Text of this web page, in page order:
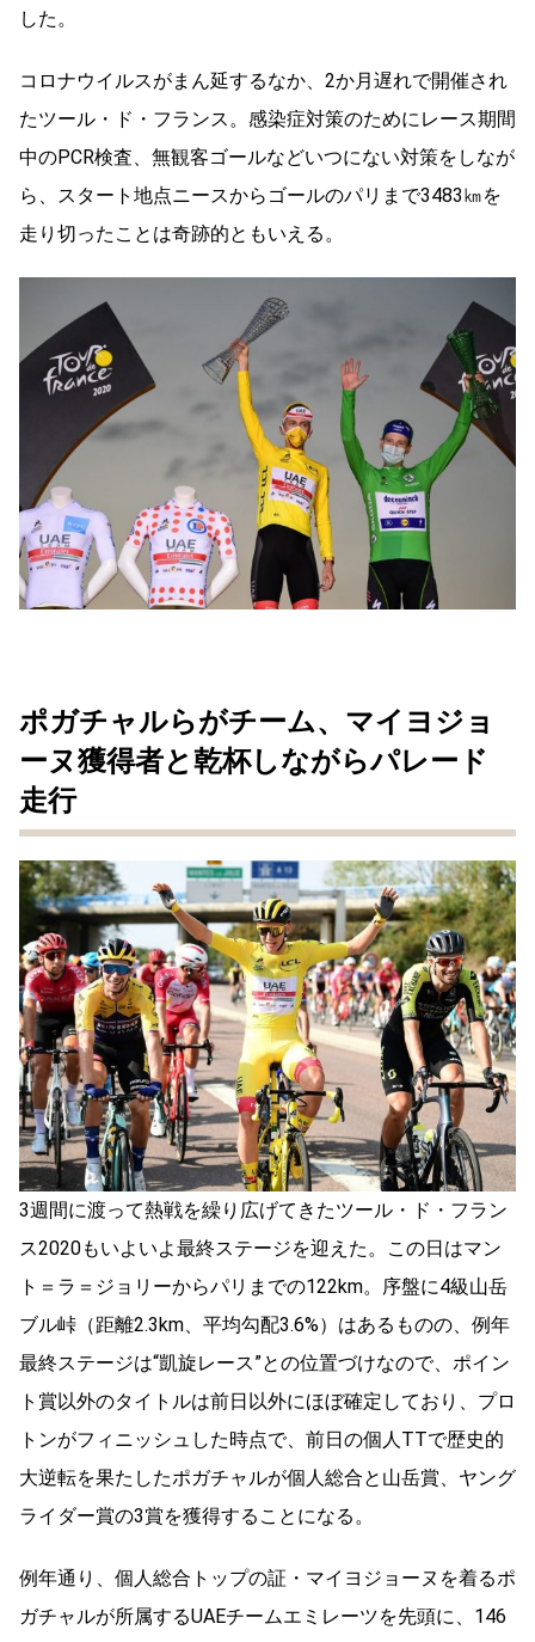
した。
コロナウイルスがまん延するなか、2か月遅れで開催され
たツール・ド・フランス。感染症対策のためにレース期間
中のPCR検査、無観客ゴールなどいつにない対策をしなが
ら、スタート地点ニースからゴールのパリまで3483㎞を
走り切ったことは奇跡的ともいえる。
ポガチャルらがチーム、マイヨジョ
ーヌ獲得者と乾杯しながらパレード
走行
3週間に渡って熱戦を繰り広げてきたツール・ド・フラン
ス2020もいよいよ最終ステージを迎えた。この日はマン
ト＝ラ＝ジョリーからパリまでの122km。序盤に4級山岳
ブル峠（距離2.3km、平均勾配3.6%）はあるものの、例年
最終ステージは“凱旋レース”との位置づけなので、ポイン
ト賞以外のタイトルは前日以外にほぼ確定しており、プロ
トンがフィニッシュした時点で、前日の個人TTで歴史的
大逆転を果たしたポガチャルが個人総合と山岳賞、ヤング
ライダー賞の3賞を獲得することになる。
例年通り、個人総合トップの証・マイヨジョーヌを着るポ
ガチャルが所属するUAEチームエミレーツを先頭に、146